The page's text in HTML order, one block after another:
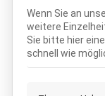
Wenn Sie an
weitere
Sie bitte hier
schnell wie